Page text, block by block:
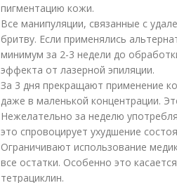
пигментацию кожи.
Все манипуляции, связанные с
бритву. Если применялись
минимум за 2-3 недели до
эффекта от лазерной эпиляции.
За 3 дня прекращают применение
даже в маленькой концентрации.
Нежелательно за неделю
это спровоцирует ухудшение
Ограничивают использование
все остатки. Особенно это
тетрациклин.